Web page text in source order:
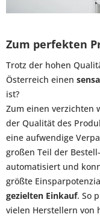
Zum perfekten
Trotz der hohen
Österreich einen
ist?
Zum einen verzichten
der Qualität des
eine aufwendige
großen Teil der
automatisiert und
größte
gezielten Einkauf. So
vielen Herstellern von